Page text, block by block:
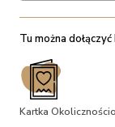
Tu można
Kartka